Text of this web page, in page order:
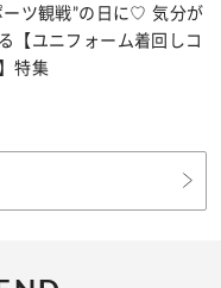
ーツ観戦”の日に♡ 気分が
【ユニフォーム着回しコ
特集